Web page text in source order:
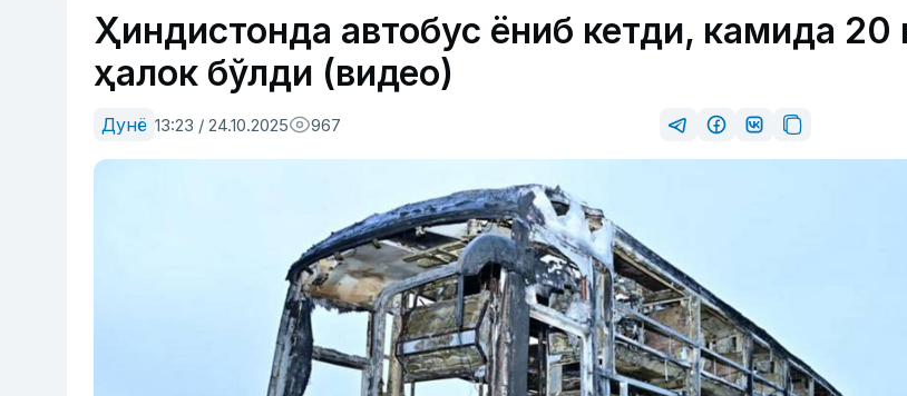
Ҳиндистонда автобус ёниб кетди, камида 20
ҳалок бўлди (видео)
Дунё 13:23 / 24.10.2025 967